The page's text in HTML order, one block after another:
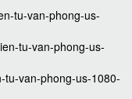
tu-van-phong-us-
tu-van-phong-us-
tu-van-phong-us-1080-